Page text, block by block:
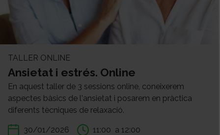
TALLER ONLINE
Ansietat i estrés. Online
En aquest taller de 3 sessions online, coneixerem
aspectes bàsics de l'ansietat i posarem en pràctica
diferents tècniques de relaxació.
30/01/2026 11:00 a 12:00